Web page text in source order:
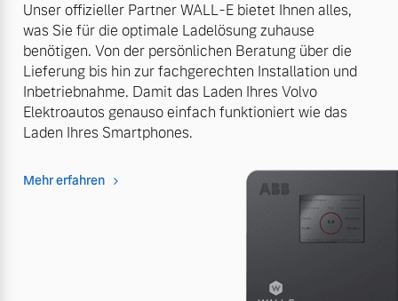
Unser offizieller Partner WALL-E bietet Ihnen alles,
was Sie für die optimale Ladelösung zuhause
benötigen. Von der persönlichen Beratung über die
Lieferung bis hin zur fachgerechten Installation und
Inbetriebnahme. Damit das Laden Ihres Volvo
Elektroautos genauso einfach funktioniert wie das
Laden Ihres Smartphones.
Mehr erfahren